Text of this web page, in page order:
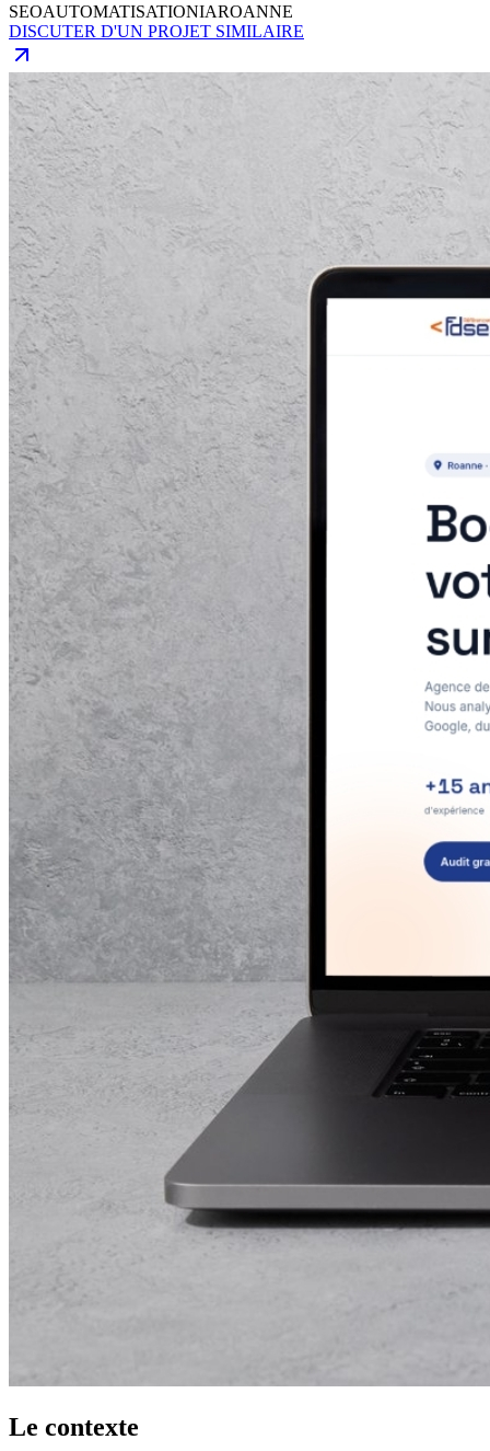
SEOAUTOMATISATIONIAROANNE
DISCUTER D'UN PROJET SIMILAIRE
Le contexte